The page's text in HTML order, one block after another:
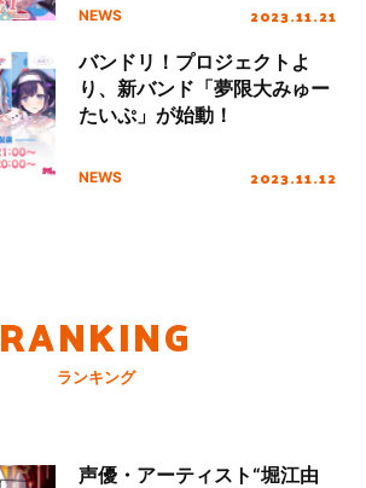
NEWS 2023.11.21
バンドリ！プロジェクトよ
り、新バンド「夢限大みゅー
たいぷ」が始動！
NEWS 2023.11.12
RANKING
ランキング
声優・アーティスト“堀江由